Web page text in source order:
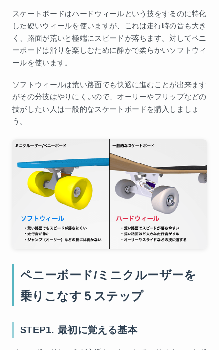
スケートボードはハードウィールという技をするのに特化
した硬いウィールを使いますが、これは走行時の音も大き
く、路面が荒いと極端にスピードが落ちます。対してペニ
ーボードは滑りを楽しむために静かで柔らかいソフトウィ
ールを使います。
ソフトウィールは荒い路面でも快適に進むことが出来ます
がその分技はやりにくいので、オーリーやフリップなどの
技がしたい人は一般的なスケートボードを購入しましょ
う。
ペニーボード/ミニクルーザーを
乗りこなす５ステップ
STEP1. 最初に覚える基本